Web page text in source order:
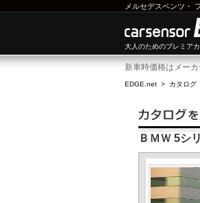
メルセデスベンツ ・
大人のためのプレミア
新車時価格はメー
EDGE.net > カタログ
ＢＭＷ 5シ